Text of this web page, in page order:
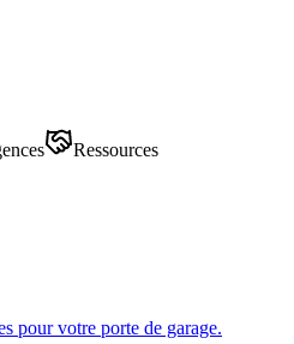
Ressources
pour votre porte de garage.